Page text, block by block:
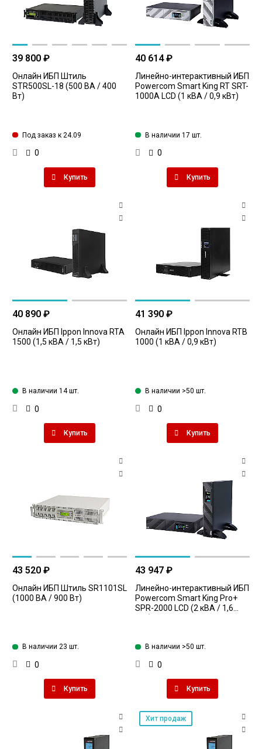
39 800 ₽
Онлайн ИБП Штиль
STR500SL-18 (500 ВА / 400
Вт)
Под заказ к 24.09
0
Купить
40 614 ₽
Линейно-интерактивный ИБП
Powercom Smart King RT SRT-
1000A LCD (1 кВА / 0,9 кВт)
В наличии 17 шт.
0
Купить
40 890 ₽
Онлайн ИБП Ippon Innova RTA
1500 (1,5 кВА / 1,5 кВт)
В наличии 14 шт.
0
Купить
41 390 ₽
Онлайн ИБП Ippon Innova RTB
1000 (1 кВА / 0,9 кВт)
В наличии >50 шт.
0
Купить
43 520 ₽
Онлайн ИБП Штиль SR1101SL
(1000 ВА / 900 Вт)
В наличии 23 шт.
0
Купить
43 947 ₽
Линейно-интерактивный ИБП
Powercom Smart King Pro+
SPR-2000 LCD (2 кВА / 1,6
кВт)
В наличии >50 шт.
0
Купить
Хит продаж